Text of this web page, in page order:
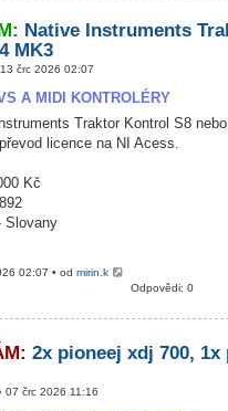
Native Instruments
MK3
črc 2026 02:07
A MIDI KONTROLÉRY
Traktor Kontrol S8
licence na NI Acess.
Kč
Slovany
02:07 • od mirin.k
Odpovědi: 0
2x pioneej xdj 700, 1x
07 črc 2026 11:16